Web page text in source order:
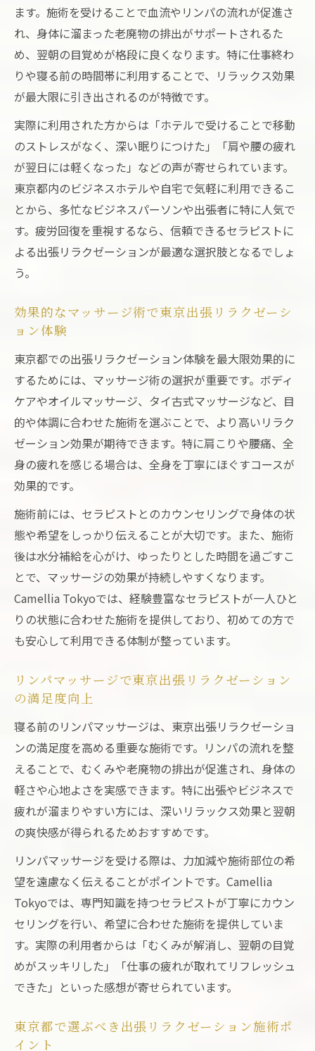
ます。施術を受けることで血流やリンパの流れが促進さ
れ、身体に溜まった老廃物の排出がサポートされるた
め、翌朝の目覚めが格段に良くなります。特に仕事終わ
りや寝る前の時間帯に利用することで、リラックス効果
が最大限に引き出されるのが特徴です。
実際に利用された方からは「ホテルで受けることで移動
のストレスがなく、深い眠りにつけた」「肩や腰の疲れ
が翌日には軽くなった」などの声が寄せられています。
東京都内のビジネスホテルや自宅で気軽に利用できるこ
とから、多忙なビジネスパーソンや出張者に特に人気で
す。疲労回復を重視するなら、信頼できるセラピストに
よる出張リラクゼーションが最適な選択肢となるでしょ
う。
効果的なマッサージ術で東京出張リラクゼーシ
ョン体験
東京都での出張リラクゼーション体験を最大限効果的に
するためには、マッサージ術の選択が重要です。ボディ
ケアやオイルマッサージ、タイ古式マッサージなど、目
的や体調に合わせた施術を選ぶことで、より高いリラク
ゼーション効果が期待できます。特に肩こりや腰痛、全
身の疲れを感じる場合は、全身を丁寧にほぐすコースが
効果的です。
施術前には、セラピストとのカウンセリングで身体の状
態や希望をしっかり伝えることが大切です。また、施術
後は水分補給を心がけ、ゆったりとした時間を過ごすこ
とで、マッサージの効果が持続しやすくなります。
Camellia Tokyoでは、経験豊富なセラピストが一人ひと
りの状態に合わせた施術を提供しており、初めての方で
も安心して利用できる体制が整っています。
リンパマッサージで東京出張リラクゼーション
の満足度向上
寝る前のリンパマッサージは、東京出張リラクゼーショ
ンの満足度を高める重要な施術です。リンパの流れを整
えることで、むくみや老廃物の排出が促進され、身体の
軽さや心地よさを実感できます。特に出張やビジネスで
疲れが溜まりやすい方には、深いリラックス効果と翌朝
の爽快感が得られるためおすすめです。
リンパマッサージを受ける際は、力加減や施術部位の希
望を遠慮なく伝えることがポイントです。Camellia
Tokyoでは、専門知識を持つセラピストが丁寧にカウン
セリングを行い、希望に合わせた施術を提供していま
す。実際の利用者からは「むくみが解消し、翌朝の目覚
めがスッキリした」「仕事の疲れが取れてリフレッシュ
できた」といった感想が寄せられています。
東京都で選ぶべき出張リラクゼーション施術ポ
イント